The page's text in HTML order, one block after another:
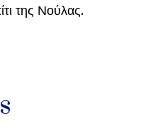
της Νούλας.